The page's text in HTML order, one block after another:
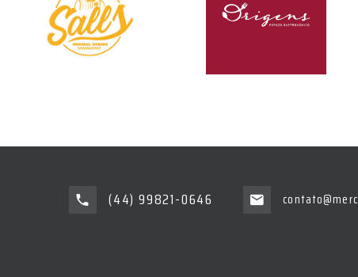
VEJA MAIS VEJA MAIS
(44) 99821-0646